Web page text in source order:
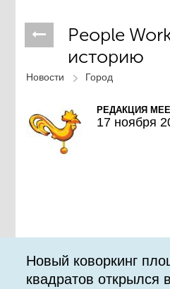
People
историю
Новости Город
РЕДАКЦИЯ
17 ноября
Новый коворкинг
квадратов открылся